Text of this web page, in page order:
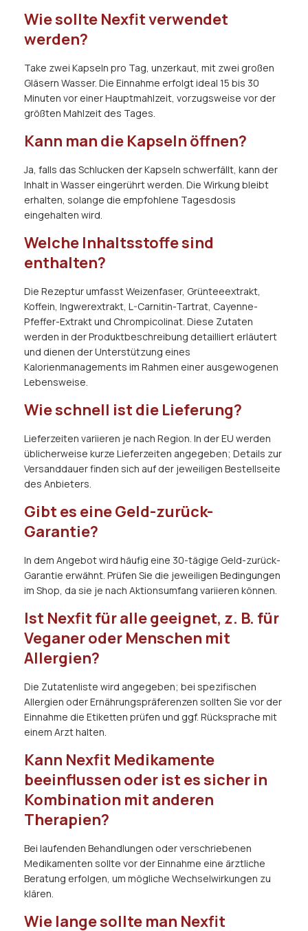
Wie sollte Nexfit verwendet
werden?
Take zwei Kapseln pro Tag, unzerkaut, mit zwei großen
Gläsern Wasser. Die Einnahme erfolgt ideal 15 bis 30
Minuten vor einer Hauptmahlzeit, vorzugsweise vor der
größten Mahlzeit des Tages.
Kann man die Kapseln öffnen?
Ja, falls das Schlucken der Kapseln schwerfällt, kann der
Inhalt in Wasser eingerührt werden. Die Wirkung bleibt
erhalten, solange die empfohlene Tagesdosis
eingehalten wird.
Welche Inhaltsstoffe sind
enthalten?
Die Rezeptur umfasst Weizenfaser, Grünteeextrakt,
Koffein, Ingwerextrakt, L-Carnitin-Tartrat, Cayenne-
Pfeffer-Extrakt und Chrompicolinat. Diese Zutaten
werden in der Produktbeschreibung detailliert erläutert
und dienen der Unterstützung eines
Kalorienmanagements im Rahmen einer ausgewogenen
Lebensweise.
Wie schnell ist die Lieferung?
Lieferzeiten variieren je nach Region. In der EU werden
üblicherweise kurze Lieferzeiten angegeben; Details zur
Versanddauer finden sich auf der jeweiligen Bestellseite
des Anbieters.
Gibt es eine Geld-zurück-
Garantie?
In dem Angebot wird häufig eine 30-tägige Geld-zurück-
Garantie erwähnt. Prüfen Sie die jeweiligen Bedingungen
im Shop, da sie je nach Aktionsumfang variieren können.
Ist Nexfit für alle geeignet, z. B. für
Veganer oder Menschen mit
Allergien?
Die Zutatenliste wird angegeben; bei spezifischen
Allergien oder Ernährungspräferenzen sollten Sie vor der
Einnahme die Etiketten prüfen und ggf. Rücksprache mit
einem Arzt halten.
Kann Nexfit Medikamente
beeinflussen oder ist es sicher in
Kombination mit anderen
Therapien?
Bei laufenden Behandlungen oder verschriebenen
Medikamenten sollte vor der Einnahme eine ärztliche
Beratung erfolgen, um mögliche Wechselwirkungen zu
klären.
Wie lange sollte man Nexfit